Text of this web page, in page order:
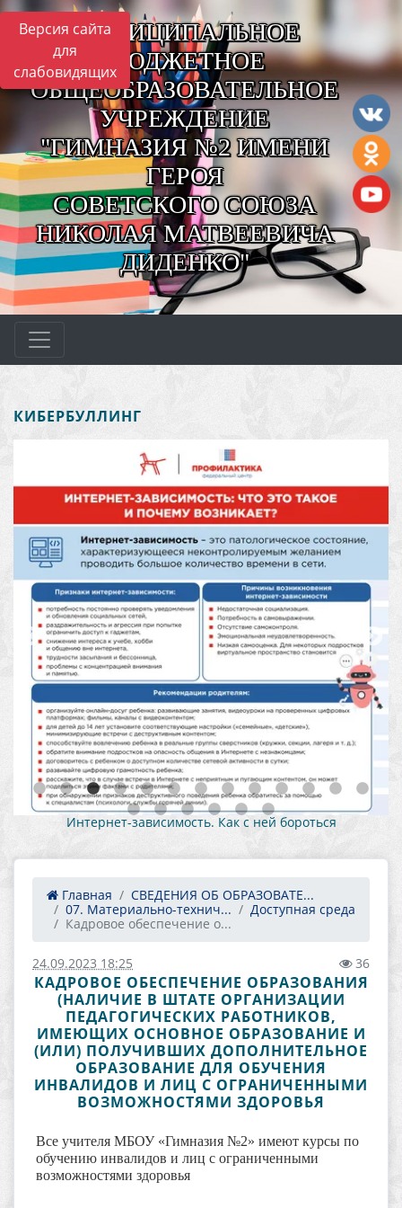
Версия сайта
для
слабовидящих
МУНИЦИПАЛЬНОЕ
БЮДЖЕТНОЕ
ОБЩЕОБРАЗОВАТЕЛЬНОЕ
УЧРЕЖДЕНИЕ
"ГИМНАЗИЯ №2 ИМЕНИ
ГЕРОЯ
СОВЕТСКОГО СОЮЗА
НИКОЛАЯ МАТВЕЕВИЧА
ДИДЕНКО"
КИБЕРБУЛЛИНГ
Как противостоять вовлечению в
деятельность 1
Главная
СВЕДЕНИЯ ОБ ОБРАЗОВАТЕ...
07. Материально-технич...
Доступная среда
Кадровое обеспечение о...
24.09.2023 18:25 36
КАДРОВОЕ ОБЕСПЕЧЕНИЕ ОБРАЗОВАНИЯ
(НАЛИЧИЕ В ШТАТЕ ОРГАНИЗАЦИИ
ПЕДАГОГИЧЕСКИХ РАБОТНИКОВ,
ИМЕЮЩИХ ОСНОВНОЕ ОБРАЗОВАНИЕ И
(ИЛИ) ПОЛУЧИВШИХ ДОПОЛНИТЕЛЬНОЕ
ОБРАЗОВАНИЕ ДЛЯ ОБУЧЕНИЯ
ИНВАЛИДОВ И ЛИЦ С ОГРАНИЧЕННЫМИ
ВОЗМОЖНОСТЯМИ ЗДОРОВЬЯ
Все учителя МБОУ «Гимназия №2» имеют курсы по
обучению инвалидов и лиц с ограниченными
возможностями здоровья